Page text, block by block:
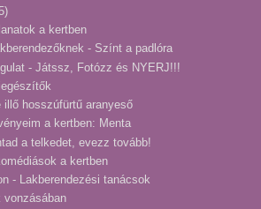
a kertben
- Színt a padlóra
- Játssz, Fotózz és NYERJ!!!
illő hosszúfürtű aranyeső
a kertben: Menta
a telkedet, evezz tovább!
a kertben
- Lakberendezési tanácsok
vonzásában